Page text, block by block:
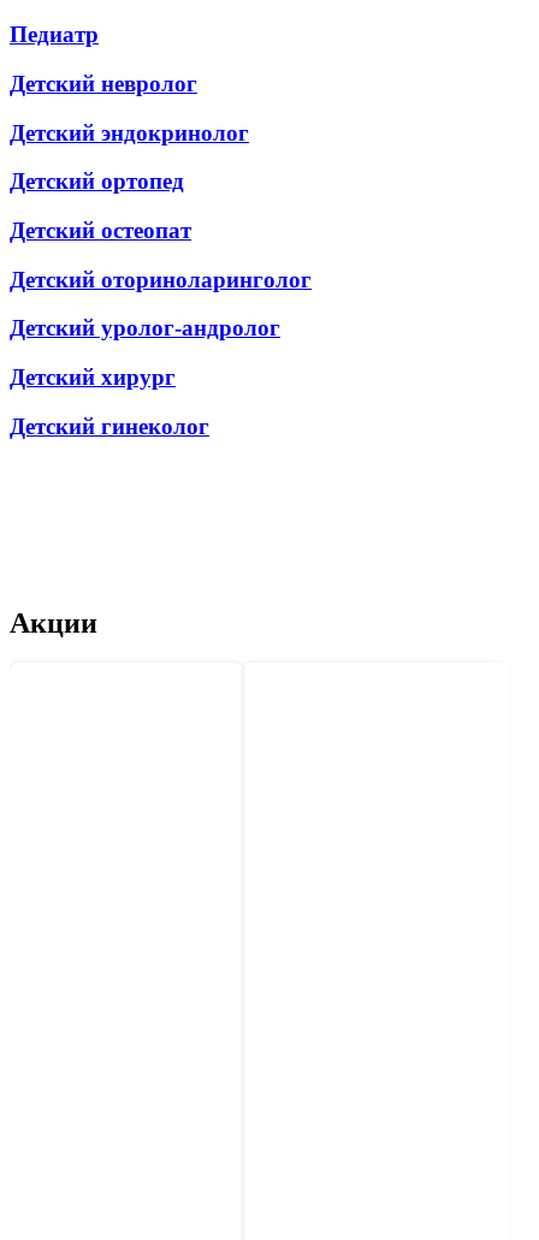
Педиатр
Детский невролог
Детский эндокринолог
Детский ортопед
Детский остеопат
Детский оториноларинголог
Детский уролог-андролог
Детский хирург
Детский гинеколог
Акции